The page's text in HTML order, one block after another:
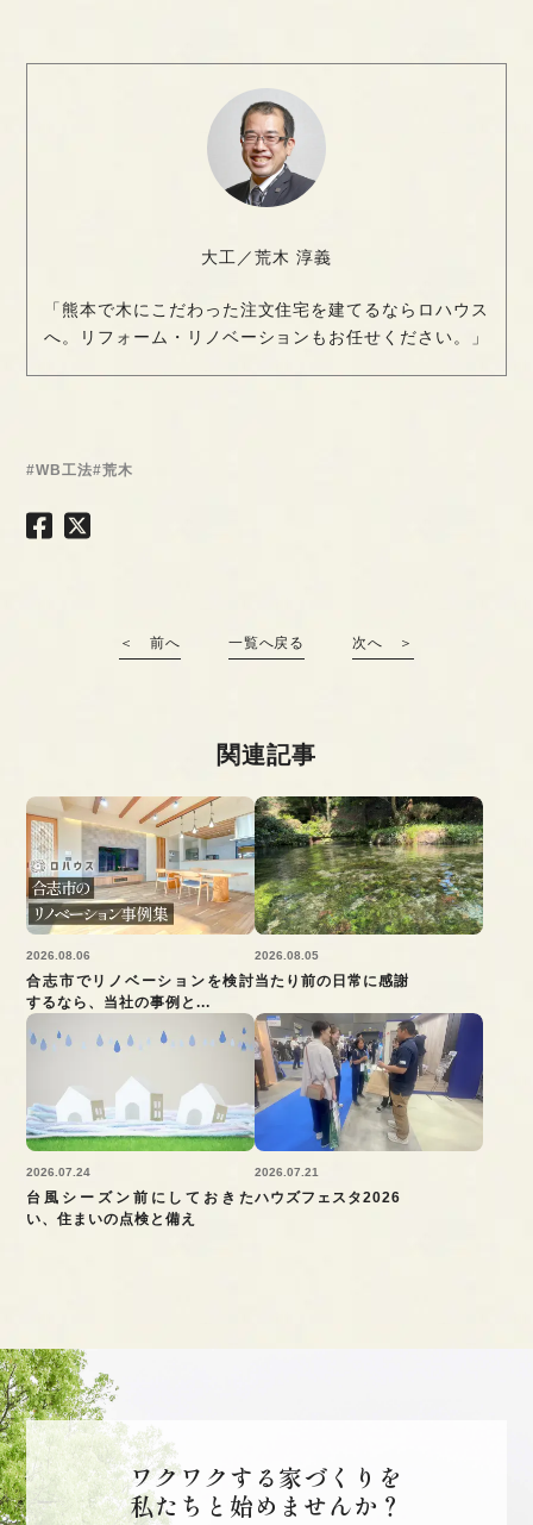
大工／荒木 淳義
「熊本で木にこだわった注文住宅を建てるならロハウス
へ。リフォーム・リノベーションもお任せください。」
#WB工法#荒木
＜ 前へ 一覧へ戻る 次へ ＞
関連記事
2026.08.06
合志市でリノベーションを検討
するなら、当社の事例と...
2026.08.05
当たり前の日常に感謝
2026.07.24
台風シーズン前にしておきた
い、住まいの点検と備え
2026.07.21
ハウズフェスタ2026
ワクワクする家づくりを
私たちと始めませんか？